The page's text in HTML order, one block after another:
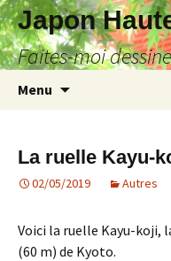
Japon
Faites-moi
Menu
La ruelle Kayu-
02/05/2019 Autres
Voici la ruelle Kayu-koji,
(60 m) de Kyoto.